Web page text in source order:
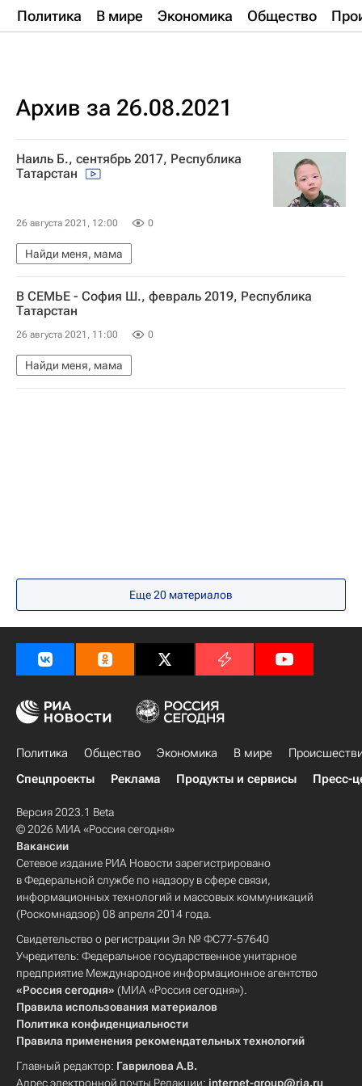
Политика В мире Экономика Общество
Архив за 26.08.2021
Наиль Б., сентябрь 2017, Республика
Татарстан
26 августа 2021, 12:00 0
Найди меня, мама
В СЕМЬЕ - София Ш., февраль 2019, Республика
Татарстан
26 августа 2021, 11:00 0
Найди меня, мама
Еще 20 материалов
Политика Общество Экономика В мире
Спецпроекты
Реклама Продукты и сервисы Пресс-
Версия 2023.1 Beta
© 2026 МИА «Россия сегодня»
Вакансии
Сетевое издание РИА Новости зарегистрировано
в Федеральной службе по надзору в сфере связи,
информационных технологий и массовых коммуникаций
(Роскомнадзор) 08 апреля 2014 года.
Свидетельство о регистрации Эл № ФС77-57640
Учредитель: Федеральное государственное унитарное
предприятие Международное информационное агентство
«Россия сегодня» (МИА «Россия сегодня»).
Правила использования материалов
Политика конфиденциальности
Правила применения рекомендательных технологий
Главный редактор: Гаврилова А.В.
Адрес электронной почты Редакции: internet-group@ria.ru